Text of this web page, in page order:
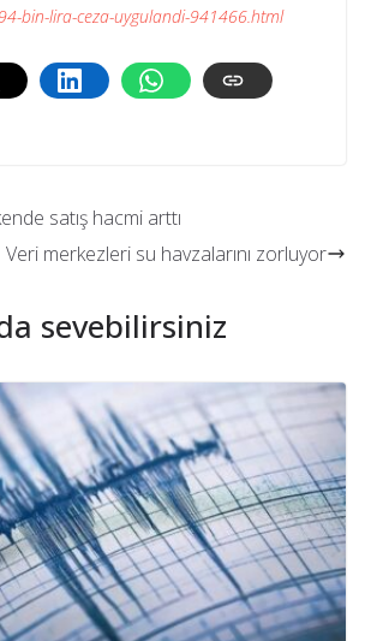
bin-lira-ceza-uygulandi-941466.html
satış hacmi arttı
Veri merkezleri su havzalarını zorluyor
sevebilirsiniz